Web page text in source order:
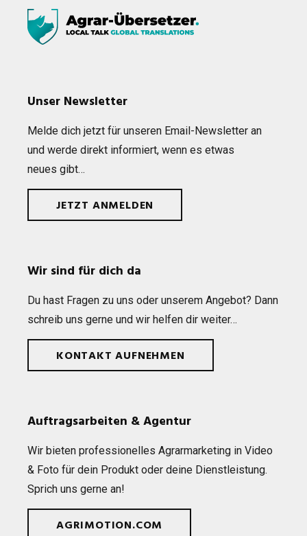
Unser Newsletter
Melde dich jetzt für unse­ren Email-News­let­ter an
und werde direkt infor­miert, wenn es etwas
neues gibt…
JETZT ANMELDEN
Wir sind für dich da
Du hast Fra­gen zu uns oder unse­rem Ange­bot? Dann
schreib uns gerne und wir hel­fen dir weiter…
KONTAKT AUFNEHMEN
Auftragsarbeiten & Agentur
Wir bie­ten pro­fes­sio­nel­les Agrar­mar­ke­ting in Video
& Foto für dein Pro­dukt oder deine Dienst­leis­tung.
Sprich uns gerne an!
AGRIMOTION.COM